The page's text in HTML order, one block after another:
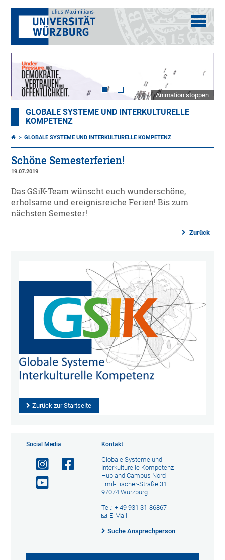
Animation stoppen
GLOBALE SYSTEME UND INTERKULTURELLE
KOMPETENZ
GLOBALE SYSTEME UND INTERKULTURELLE KOMPETENZ
Schöne Semesterferien!
19.07.2019
Das GSiK-Team wünscht euch wunderschöne,
erholsame und ereignisreiche Ferien! Bis zum
nächsten Semester!
Zurück
Zurück zur Startseite
Social Media Kontakt
Globale Systeme und
Interkulturelle Kompetenz
Hubland Campus Nord
Emil-Fischer-Straße 31
97074 Würzburg
Tel.: + 49 931 31-86867
E-Mail
Suche Ansprechperson